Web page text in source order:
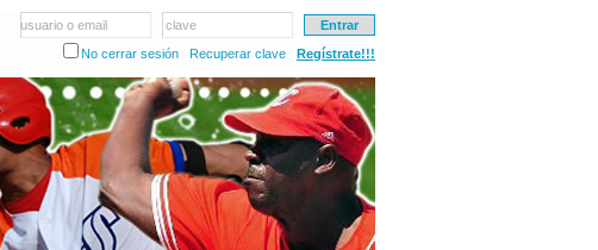
usuario o email
clave
No cerrar sesión
Recuperar clave Regístrate!!!